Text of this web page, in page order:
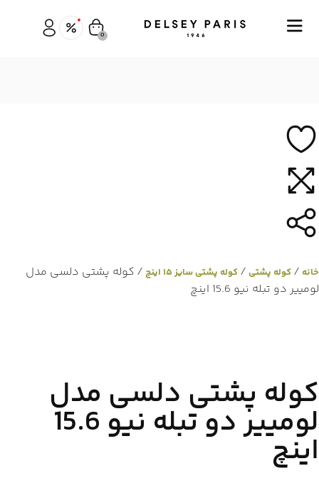
0
خانه / کوله پشتی / کوله پشتی سایز ۱۵ اینچ
/ کوله پشتی دلسی مدل
لومییر دو تبله نیو 15.6 اینچ
کوله پشتی دلسی مدل
لومییر دو تبله نیو 15.6
اینچ